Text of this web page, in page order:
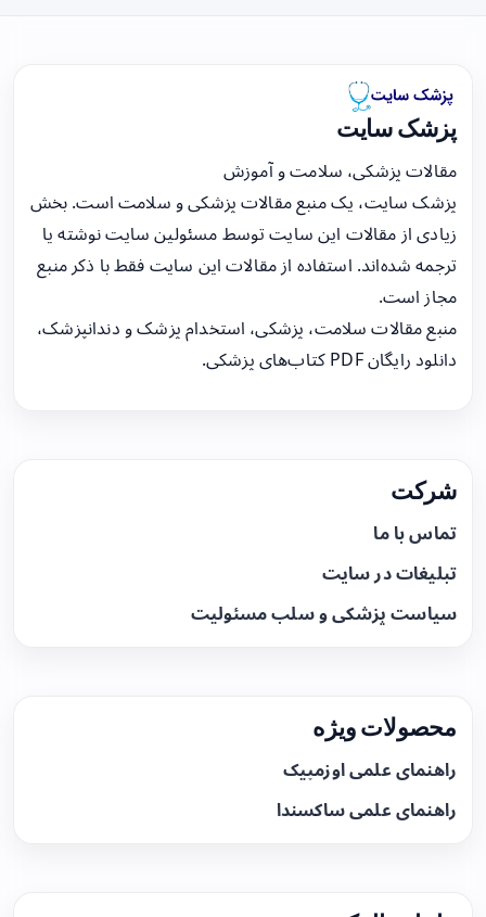
پزشک سایت
مقالات پزشکی، سلامت و آموزش
پزشک سایت، یک منبع مقالات پزشکی و سلامت است. بخش
زیادی از مقالات این سایت توسط مسئولین سایت نوشته یا
ترجمه شده‌اند. استفاده از مقالات این سایت فقط با ذکر منبع
مجاز است.
منبع مقالات سلامت، پزشکی، استخدام پزشک و دندانپزشک،
دانلود رایگان PDF کتاب‌های پزشکی.
شرکت
تماس با ما
تبلیغات در سایت
سیاست پزشکی و سلب مسئولیت
محصولات ویژه
راهنمای علمی اوزمپیک
راهنمای علمی ساکسندا